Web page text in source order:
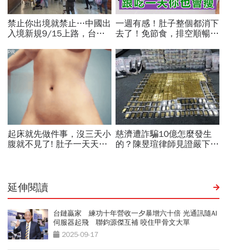
延伸閱讀
台鏈贏家 練功十年營收一夕暴增六十倍 光通訊隨AI
伺服器起飛 聯鈞源傑互補 咬住甲骨文大單
2025-09-17